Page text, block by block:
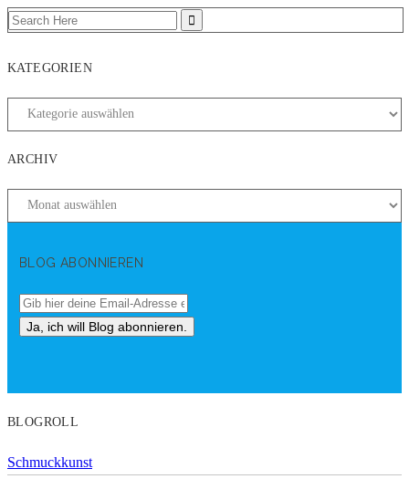
KATEGORIEN
ARCHIV
BLOG ABONNIEREN
BLOGROLL
Schmuckkunst